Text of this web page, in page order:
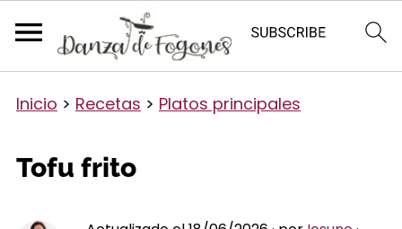
Inicio > Recetas > Platos principales
Tofu frito